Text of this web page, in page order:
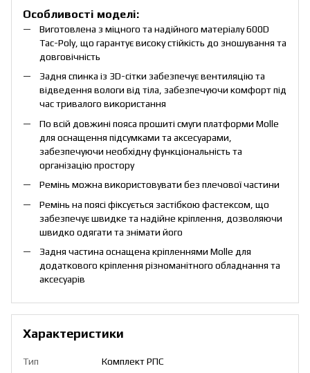
Особливості моделі:
Виготовлена з міцного та надійного матеріалу 600D
Tac-Poly, що гарантує високу стійкість до зношування та
довговічність
Задня спинка із 3D-сітки забезпечує вентиляцію та
відведення вологи від тіла, забезпечуючи комфорт під
час тривалого використання
По всій довжині пояса прошиті смуги платформи Molle
для оснащення підсумками та аксесуарами,
забезпечуючи необхідну функціональність та
організацію простору
Ремінь можна використовувати без плечової частини
Ремінь на поясі фіксується застібкою фастексом, що
забезпечує швидке та надійне кріплення, дозволяючи
швидко одягати та знімати його
Задня частина оснащена кріпленнями Molle для
додаткового кріплення різноманітного обладнання та
аксесуарів
Характеристики
Тип
Комплект РПС